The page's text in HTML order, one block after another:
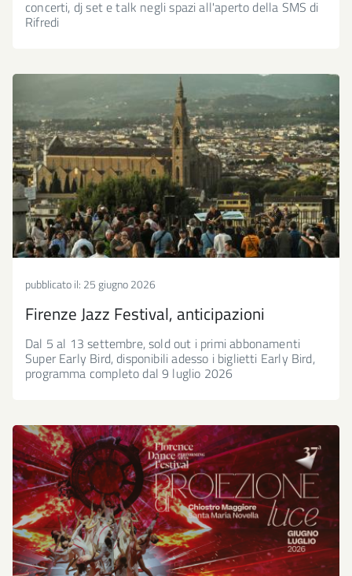
concerti, dj set e talk negli spazi all'aperto della SMS di
Rifredi
pubblicato il: 25 giugno 2026
Firenze Jazz Festival, anticipazioni
Dal 5 al 13 settembre, sold out i primi abbonamenti
Super Early Bird, disponibili adesso i biglietti Early Bird,
programma completo dal 9 luglio 2026